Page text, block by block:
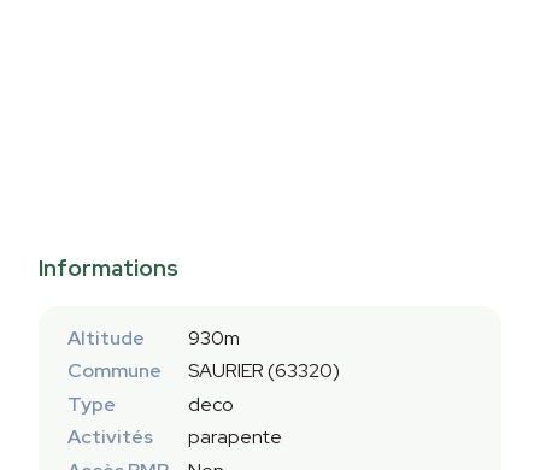
Informations
Altitude
930m
Commune
SAURIER (63320)
Type
deco
Activités
parapente